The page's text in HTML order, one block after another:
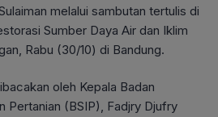
melalui sambutan tertulis di
Sumber Daya Air dan Iklim
Rabu (30/10) di Bandung.
oleh Kepala Badan
Pertanian (BSIP), Fadjry Djufry